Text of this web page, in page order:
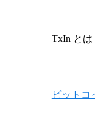
TxIn とは
ビットコ